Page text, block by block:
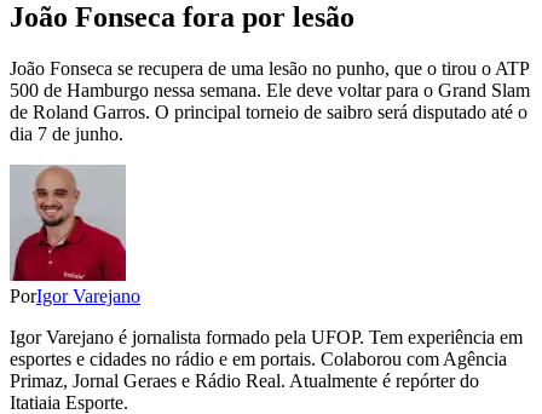
João Fonseca fora por lesão
João Fonseca se recupera de uma lesão no punho, que o tirou o ATP
500 de Hamburgo nessa semana. Ele deve voltar para o Grand Slam
de Roland Garros. O principal torneio de saibro será disputado até o
dia 7 de junho.
PorIgor Varejano
Igor Varejano é jornalista formado pela UFOP. Tem experiência em
esportes e cidades no rádio e em portais. Colaborou com Agência
Primaz, Jornal Geraes e Rádio Real. Atualmente é repórter do
Itatiaia Esporte.